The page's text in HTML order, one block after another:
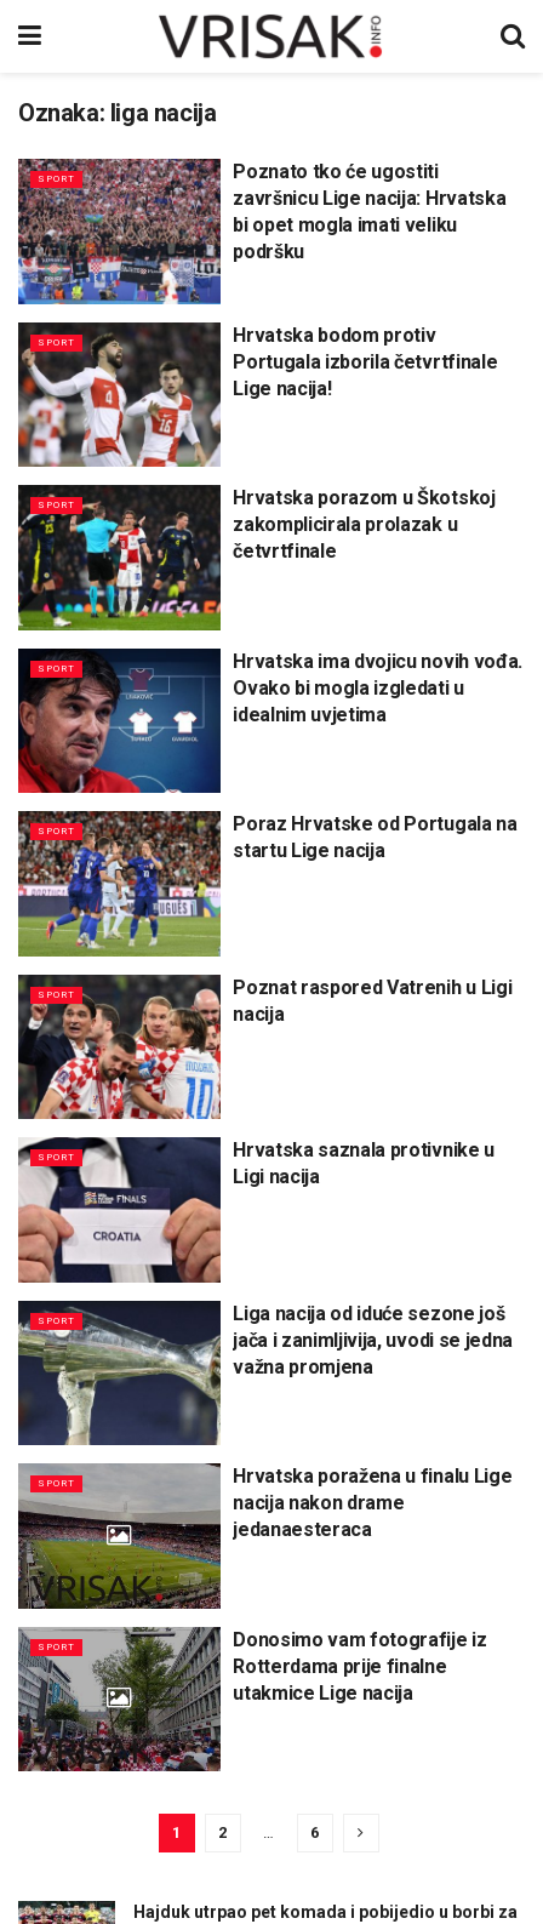
Oznaka: liga nacija
SPORT
Poznato tko će ugostiti
završnicu Lige nacija: Hrvatska
bi opet mogla imati veliku
podršku
SPORT
Hrvatska bodom protiv
Portugala izborila četvrtfinale
Lige nacija!
SPORT
Hrvatska porazom u Škotskoj
zakomplicirala prolazak u
četvrtfinale
SPORT
Hrvatska ima dvojicu novih vođa.
Ovako bi mogla izgledati u
idealnim uvjetima
SPORT
Poraz Hrvatske od Portugala na
startu Lige nacija
SPORT
Poznat raspored Vatrenih u Ligi
nacija
SPORT
Hrvatska saznala protivnike u
Ligi nacija
SPORT
Liga nacija od iduće sezone još
jača i zanimljivija, uvodi se jedna
važna promjena
SPORT
Hrvatska poražena u finalu Lige
nacija nakon drame
jedanaesteraca
SPORT
Donosimo vam fotografije iz
Rotterdama prije finalne
utakmice Lige nacija
1 2 … 6
Hajduk utrpao pet komada i pobijedio u borbi za